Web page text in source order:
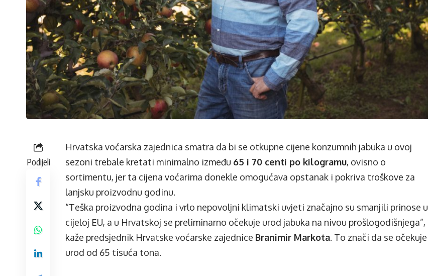
Podijeli
Hrvatska voćarska zajednica smatra da bi se otkupne cijene konzumnih jabuka u ovoj
sezoni trebale kretati minimalno između 65 i 70 centi po kilogramu, ovisno o
sortimentu, jer ta cijena voćarima donekle omogućava opstanak i pokriva troškove za
lanjsku proizvodnu godinu.
“Teška proizvodna godina i vrlo nepovoljni klimatski uvjeti značajno su smanjili prinose u
cijeloj EU, a u Hrvatskoj se preliminarno očekuje urod jabuka na nivou prošlogodišnjega”,
kaže predsjednik Hrvatske voćarske zajednice Branimir Markota. To znači da se očekuje
urod od 65 tisuća tona.